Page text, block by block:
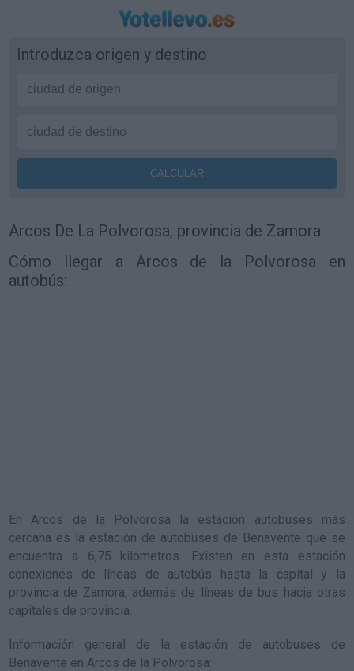
Introduzca origen y destino
Arcos De La Polvorosa, provincia de Zamora
Cómo llegar a Arcos de la Polvorosa en
autobús:
En Arcos de la Polvorosa la estación autobuses más
cercana es la estación de autobuses de Benavente que se
encuentra a 6,75 kilómetros. Existen en esta estación
conexiones de líneas de autobús hasta la capital y la
provincia de Zamora, además de líneas de bus hacia otras
capitales de provincia.
Información general de la estación de autobuses de
Benavente en Arcos de la Polvorosa: